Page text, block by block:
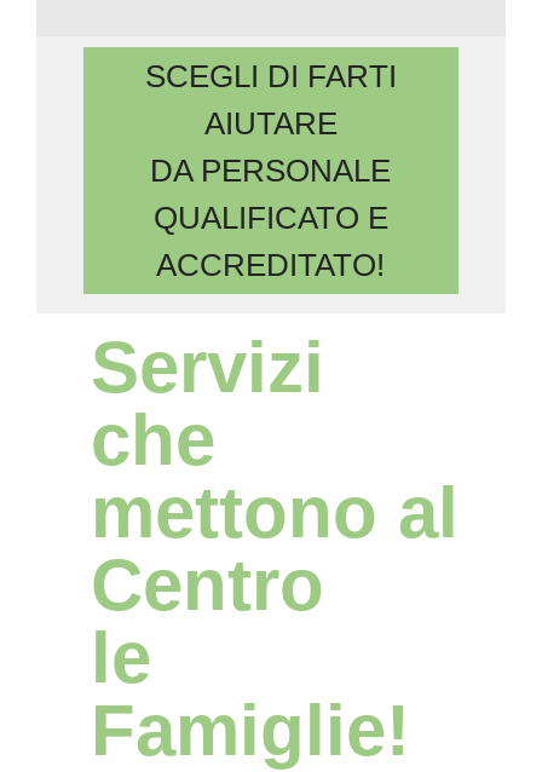
SCEGLI DI FARTI
AIUTARE
DA PERSONALE
QUALIFICATO E
ACCREDITATO!
Servizi
che
mettono al
Centro
le
Famiglie!